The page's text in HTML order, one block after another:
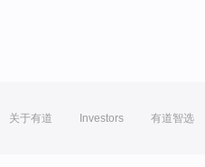
关于有道 Investors 有道智选